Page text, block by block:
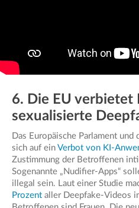
6. Die EU verbietet
sexualisierte
Das Europäische Parlament
sich auf ein Verbot von KI-
Zustimmung der Betroffenen
Sogenannte „Nudifier-Apps“
illegal sein. Laut einer Studie
Prozent aller Deepfake-Videos